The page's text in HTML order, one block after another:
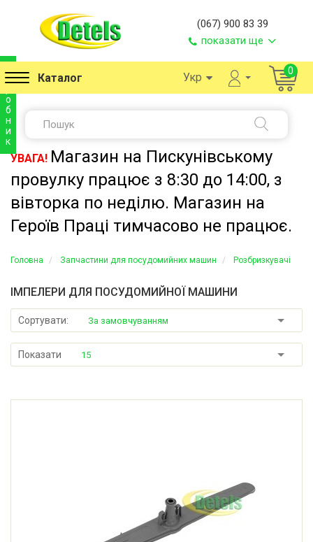
(067) 900 83 39
показати ще
Каталог Укр 0
УВАГА! Магазин на Пискунівському
провулку працює з 8:30 до 14:00, з
вівторка по неділю. Магазин на
Героїв Праці тимчасово не працює.
Головна Запчастини для посудомийних машин Розбризкувачі
ІМПЕЛЕРИ ДЛЯ ПОСУДОМИЙНОЇ МАШИНИ
Сортувати: За замовчуванням
Показати 15
и
о
б
н
и
к